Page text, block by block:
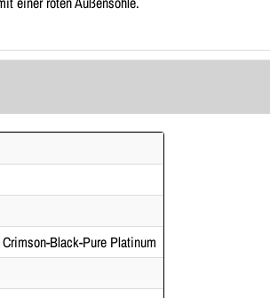
Black-Pure Platinum